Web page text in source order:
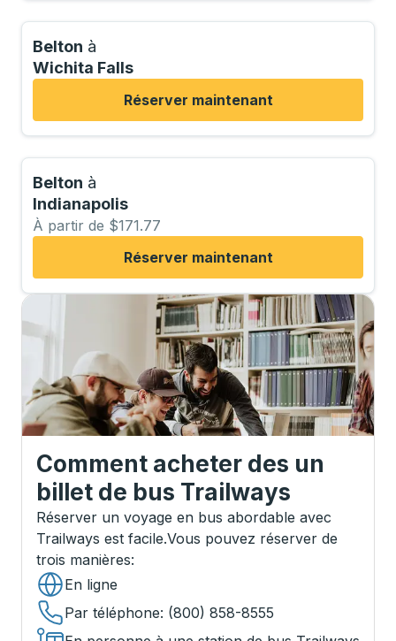
Belton à
Wichita Falls
Réserver maintenant
Belton à
Indianapolis
À partir de $171.77
Réserver maintenant
Comment acheter des un
billet de bus Trailways
Réserver un voyage en bus abordable avec
Trailways est facile.Vous pouvez réserver de
trois manières:
En ligne
Par téléphone: (800) 858-8555